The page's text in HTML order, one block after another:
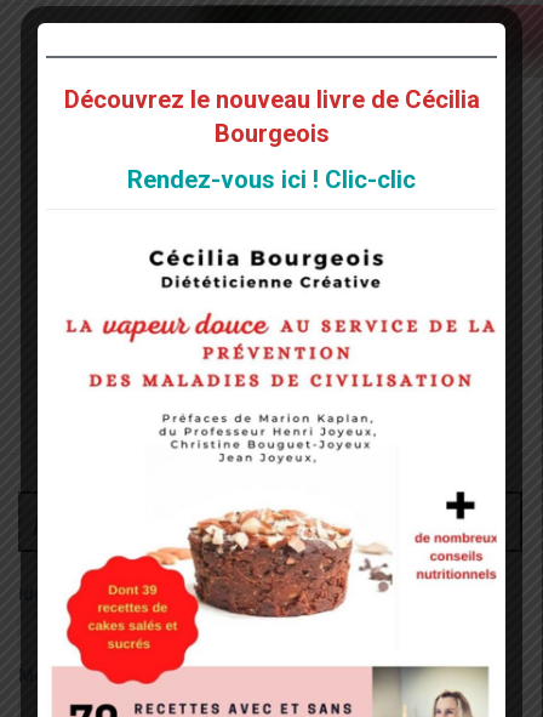
Identifiant:
Mot de passe:
Découvrez le nouveau livre de Cécilia
Bourgeois
Rendez-vous ici ! Clic-clic